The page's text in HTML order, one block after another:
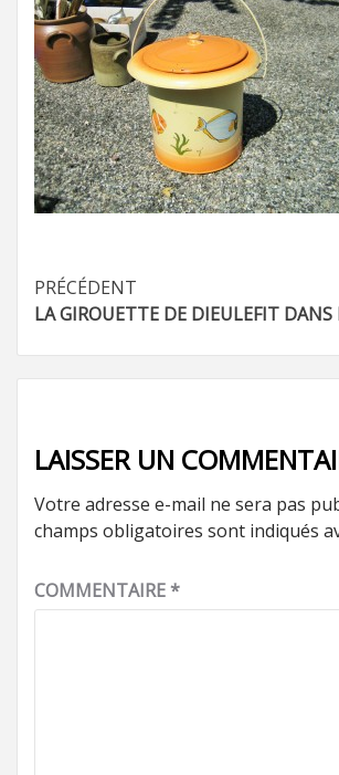
Navigation
d’article
PRÉCÉDENT
LA GIROUETTE DE DIEULEFIT DANS
LAISSER UN
Votre adresse e-mail ne sera pas
champs obligatoires sont indiqués
COMMENTAIRE*